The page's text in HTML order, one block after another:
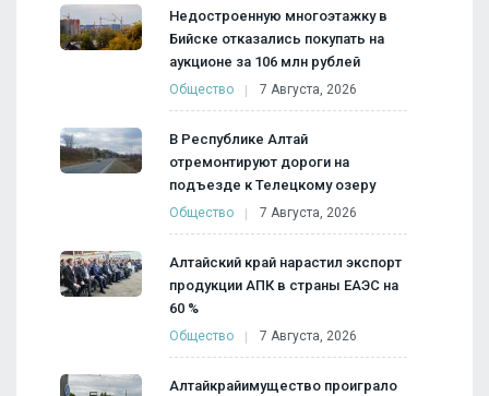
Недостроенную многоэтажку в
Бийске отказались покупать на
аукционе за 106 млн рублей
Общество 7 Августа, 2026
В Республике Алтай
отремонтируют дороги на
подъезде к Телецкому озеру
Общество 7 Августа, 2026
Алтайский край нарастил экспорт
продукции АПК в страны ЕАЭС на
60 %
Общество 7 Августа, 2026
Алтайкрайимущество проиграло